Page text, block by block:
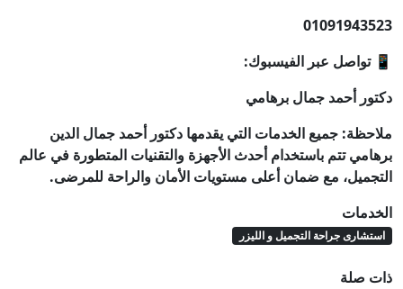
01091943523
📱 تواصل عبر الفيسبوك:
دكتور أحمد جمال برهامي
ملاحظة: جميع الخدمات التي يقدمها دكتور أحمد جمال الدين
برهامي تتم باستخدام أحدث الأجهزة والتقنيات المتطورة في عالم
التجميل، مع ضمان أعلى مستويات الأمان والراحة للمرضى.
الخدمات
استشارى جراحة التجميل و الليزر
ذات صلة